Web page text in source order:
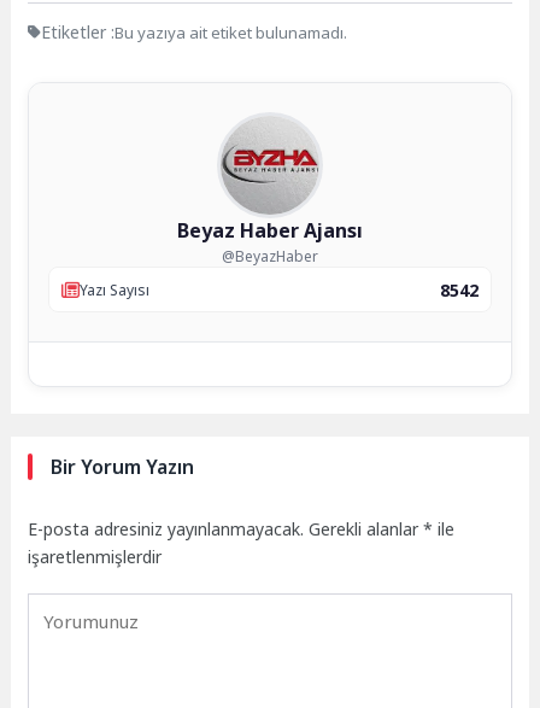
Etiketler :Bu yazıya ait etiket bulunamadı.
Beyaz Haber Ajansı
@BeyazHaber
Yazı Sayısı
8542
Bir Yorum Yazın
E-posta adresiniz yayınlanmayacak. Gerekli alanlar* ile
işaretlenmişlerdir